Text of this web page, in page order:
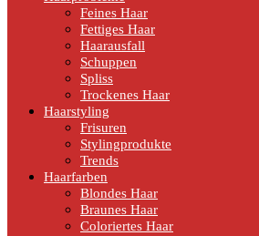
Feines Haar
Fettiges Haar
Haarausfall
Schuppen
Spliss
Trockenes Haar
Haarstyling
Frisuren
Stylingprodukte
Trends
Haarfarben
Blondes Haar
Braunes Haar
Coloriertes Haar